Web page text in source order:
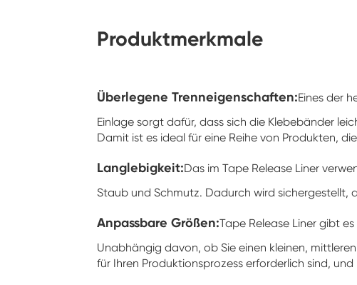
Produktmerkmale
Überlegene Trenneigenschaften:Eines der
Einlage sorgt dafür, dass sich die Klebebänder
Damit ist es ideal für eine Reihe von Produkten,
Langlebigkeit:Das im Tape Release Liner
Staub und Schmutz. Dadurch wird
Anpassbare Größen:Tape Release Liner gibt
Unabhängig davon, ob Sie einen kleinen,
für Ihren Produktionsprozess erforderlich sind,